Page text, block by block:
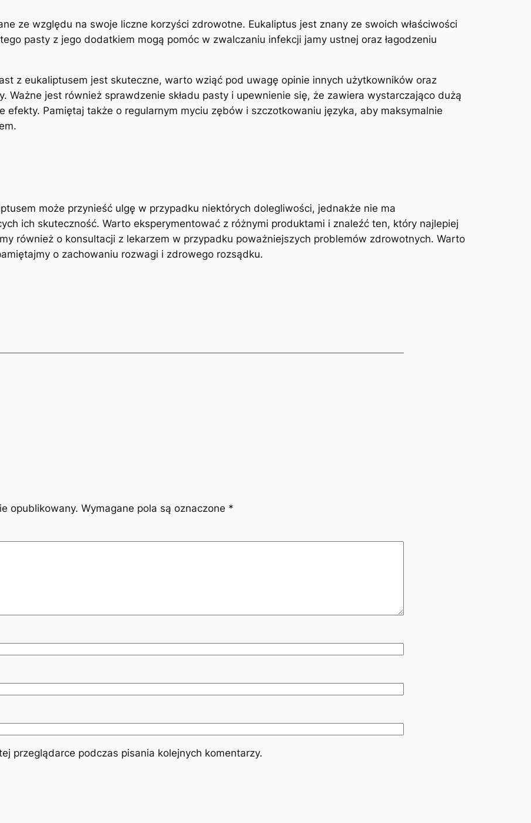
⁤ze względu na swoje liczne korzyści zdrowotne. Eukaliptus jest znany ze ⁣swoich właściwości
pasty z jego ‌dodatkiem mogą pomóc w zwalczaniu infekcji jamy ustnej oraz łagodzeniu
z eukaliptusem jest skuteczne, warto wziąć pod uwagę opinie innych użytkowników oraz
Ważne jest również sprawdzenie‌ składu pasty i upewnienie się, że zawiera wystarczająco dużą
efekty. Pamiętaj także o regularnym myciu zębów i szczotkowaniu języka,⁢ aby⁤ maksymalnie
może przynieść ulgę w przypadku niektórych dolegliwości, jednakże⁤ nie ma
ich skuteczność. Warto eksperymentować ⁤z różnymi produktami i ‍znaleźć ten, który najlepiej
również o konsultacji⁢ z lekarzem ⁤w przypadku ‌poważniejszych problemów zdrowotnych. Warto
o zachowaniu rozwagi⁤ i zdrowego rozsądku.
opublikowany. Wymagane pola są oznaczone *
przeglądarce podczas pisania kolejnych komentarzy.